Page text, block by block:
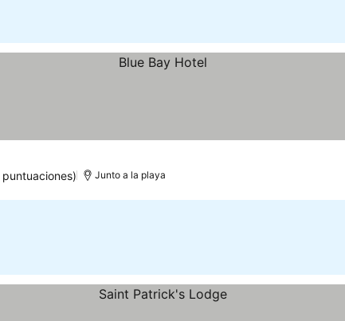
puntuaciones) Junto a la playa